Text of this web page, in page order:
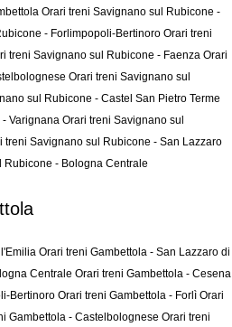
Orari treni Savignano sul Rubicone -
- Forlimpopoli-Bertinoro Orari treni
treni Savignano sul Rubicone - Faenza Orari
Orari treni Savignano sul
sul Rubicone - Castel San Pietro Terme
Varignana Orari treni Savignano sul
treni Savignano sul Rubicone - San Lazzaro
Rubicone - Bologna Centrale
Orari treni Gambettola - San Lazzaro di
Centrale Orari treni Gambettola - Cesena
Bertinoro Orari treni Gambettola - Forlì Orari
Gambettola - Castelbolognese Orari treni